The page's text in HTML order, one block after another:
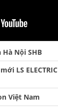
Hà Nội SHB
LS ELECTRIC
Việt Nam